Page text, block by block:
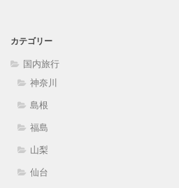
カテゴリー
国内旅行
神奈川
島根
福島
山梨
仙台